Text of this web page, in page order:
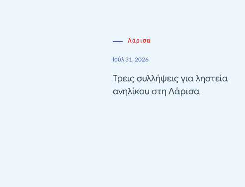
Λάρισα
Ιούλ 31, 2026
Τρεις συλλήψεις για ληστεία
ανηλίκου στη Λάρισα